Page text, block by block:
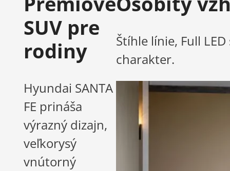
SUV pre
rodiny
Hyundai SANTA
FE prináša
výrazný dizajn,
veľkorysý
vnútorný
Štíhle línie, Full
charakter.